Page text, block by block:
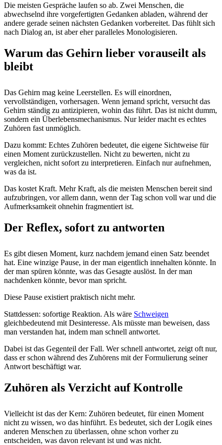
Die meisten Gespräche laufen so ab. Zwei Menschen, die
abwechselnd ihre vorgefertigten Gedanken abladen, während der
andere gerade seinen nächsten Gedanken vorbereitet. Das fühlt sich
nach Dialog an, ist aber eher paralleles Monologisieren.
Warum das Gehirn lieber vorauseilt als
bleibt
Das Gehirn mag keine Leerstellen. Es will einordnen,
vervollständigen, vorhersagen. Wenn jemand spricht, versucht das
Gehirn ständig zu antizipieren, wohin das führt. Das ist nicht dumm,
sondern ein Überlebensmechanismus. Nur leider macht es echtes
Zuhören fast unmöglich.
Dazu kommt: Echtes Zuhören bedeutet, die eigene Sichtweise für
einen Moment zurückzustellen. Nicht zu bewerten, nicht zu
vergleichen, nicht sofort zu interpretieren. Einfach nur aufnehmen,
was da ist.
Das kostet Kraft. Mehr Kraft, als die meisten Menschen bereit sind
aufzubringen, vor allem dann, wenn der Tag schon voll war und die
Aufmerksamkeit ohnehin fragmentiert ist.
Der Reflex, sofort zu antworten
Es gibt diesen Moment, kurz nachdem jemand einen Satz beendet
hat. Eine winzige Pause, in der man eigentlich innehalten könnte. In
der man spüren könnte, was das Gesagte auslöst. In der man
nachdenken könnte, bevor man spricht.
Diese Pause existiert praktisch nicht mehr.
Stattdessen: sofortige Reaktion. Als wäre Schweigen
gleichbedeutend mit Desinteresse. Als müsste man beweisen, dass
man verstanden hat, indem man schnell antwortet.
Dabei ist das Gegenteil der Fall. Wer schnell antwortet, zeigt oft nur,
dass er schon während des Zuhörens mit der Formulierung seiner
Antwort beschäftigt war.
Zuhören als Verzicht auf Kontrolle
Vielleicht ist das der Kern: Zuhören bedeutet, für einen Moment
nicht zu wissen, wo das hinführt. Es bedeutet, sich der Logik eines
anderen Menschen zu überlassen, ohne schon vorher zu
entscheiden, was davon relevant ist und was nicht.